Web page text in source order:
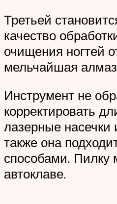
Третьей
качество
очищения ногтей
мельчайшая
Инструмент не
корректировать
лазерные
также она
способами. Пилку
автоклаве.